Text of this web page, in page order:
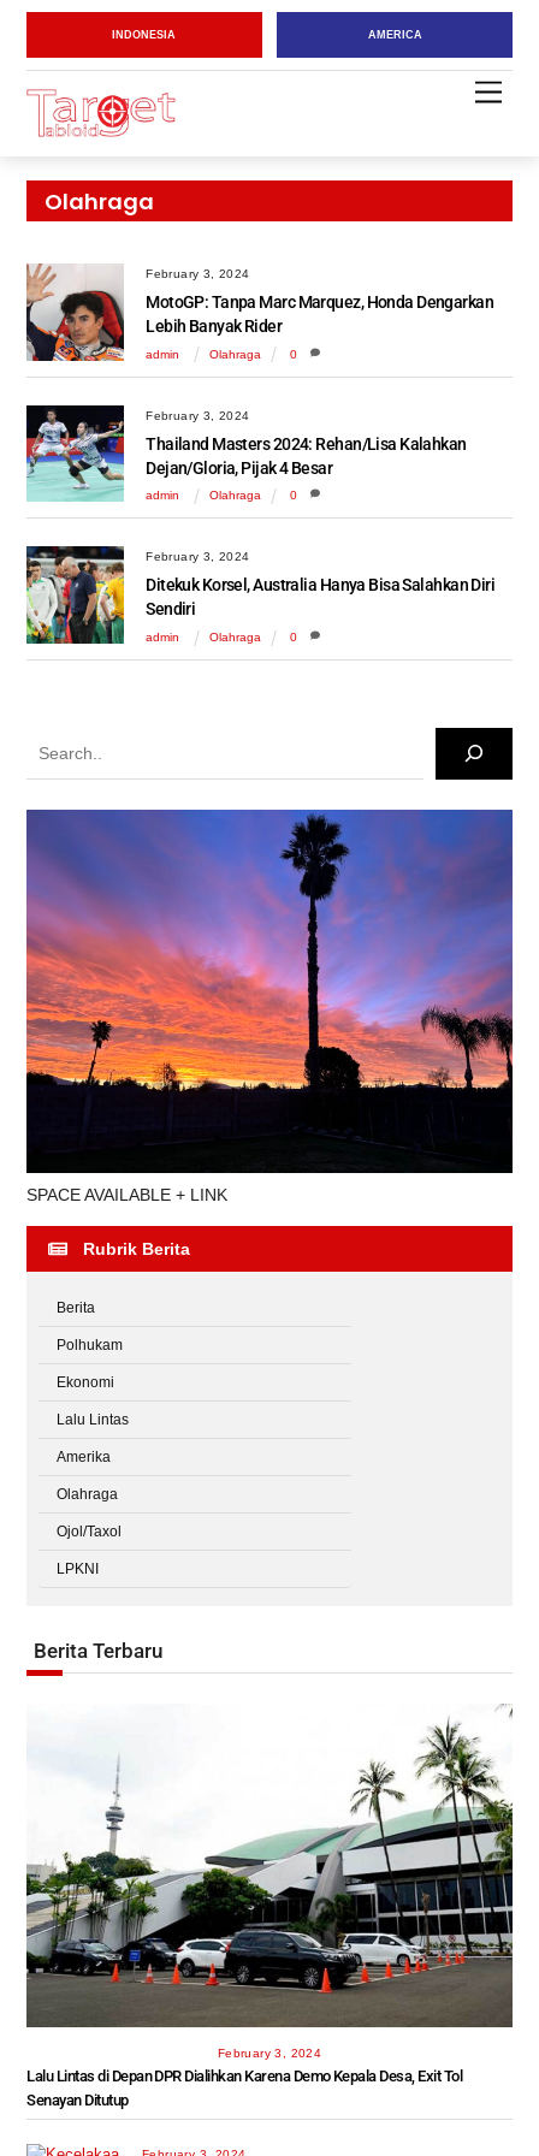
Skip
content
INDONESIA AMERICA
Olahraga
February 3, 2024
MotoGP: Tanpa Marc Marquez, Honda Dengarkan
Lebih Banyak Rider
admin Olahraga 0
February 3, 2024
Thailand Masters 2024: Rehan/Lisa Kalahkan
Dejan/Gloria, Pijak 4 Besar
admin Olahraga 0
February 3, 2024
Ditekuk Korsel, Australia Hanya Bisa Salahkan Diri
Sendiri
admin Olahraga 0
SPACE AVAILABLE + LINK
Rubrik Berita
Berita
Polhukam
Ekonomi
Lalu Lintas
Amerika
Olahraga
Ojol/Taxol
LPKNI
Berita Terbaru
February 3, 2024
Lalu Lintas di Depan DPR Dialihkan Karena Demo Kepala Desa, Exit Tol
Senayan Ditutup